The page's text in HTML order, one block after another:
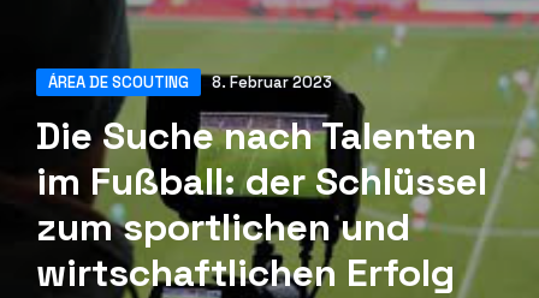
ÁREA DE SCOUTING 8. Februar 2023
Die Suche nach Talenten
im Fußball: der Schlüssel
zum sportlichen und
wirtschaftlichen Erfolg